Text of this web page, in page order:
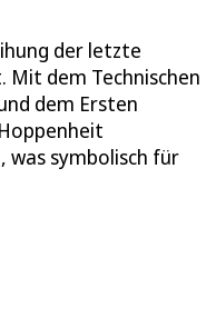
der letzte
dem Technischen
dem Ersten
symbolisch für